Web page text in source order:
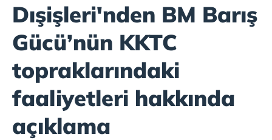
Dışişleri'nden BM Barış
Gücü’nün KKTC
topraklarındaki
faaliyetleri hakkında
açıklama